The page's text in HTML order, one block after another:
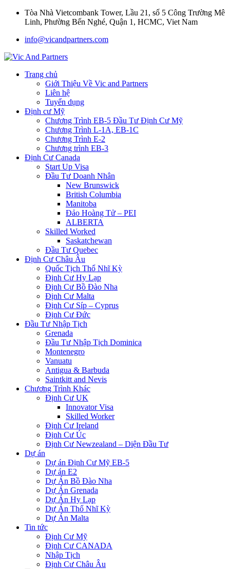
Tòa Nhà Vietcombank Tower, Lầu 21, số 5 Công Trường Mê
Linh, Phường Bến Nghé, Quận 1, HCMC, Viet Nam
info@vicandpartners.com
Trang chủ
Giới Thiệu Về Vic and Partners
Liên hệ
Tuyển dụng
Định cư Mỹ
Chương Trình EB-5 Đầu Tư Định Cư Mỹ
Chương Trình L-1A, EB-1C
Chương Trình E-2
Chương trình EB-3
Định Cư Canada
Start Up Visa
Đầu Tư Doanh Nhân
New Brunswick
British Columbia
Manitoba
Đảo Hoàng Tử – PEI
ALBERTA
Skilled Worked
Saskatchewan
Đầu Tư Quebec
Định Cư Châu Âu
Quốc Tịch Thổ Nhĩ Kỳ
Định Cư Hy Lạp
Định Cư Bồ Đào Nha
Định Cư Malta
Định Cư Síp – Cyprus
Định Cư Đức
Đầu Tư Nhập Tịch
Grenada
Đầu Tư Nhập Tịch Dominica
Montenegro
Vanuatu
Antigua & Barbuda
Saintkitt and Nevis
Chương Trình Khác
Định Cư UK
Innovator Visa
Skilled Worker
Định Cư Ireland
Định Cư Úc
Định Cư Newzealand – Diện Đầu Tư
Dự án
Dự án Định Cư Mỹ EB-5
Dự án E2
Dự Án Bồ Đào Nha
Dự Án Grenada
Dự Án Hy Lạp
Dự Án Thổ Nhĩ Kỳ
Dự Án Malta
Tin tức
Định Cư Mỹ
Định Cư CANADA
Nhập Tịch
Định Cư Châu Âu